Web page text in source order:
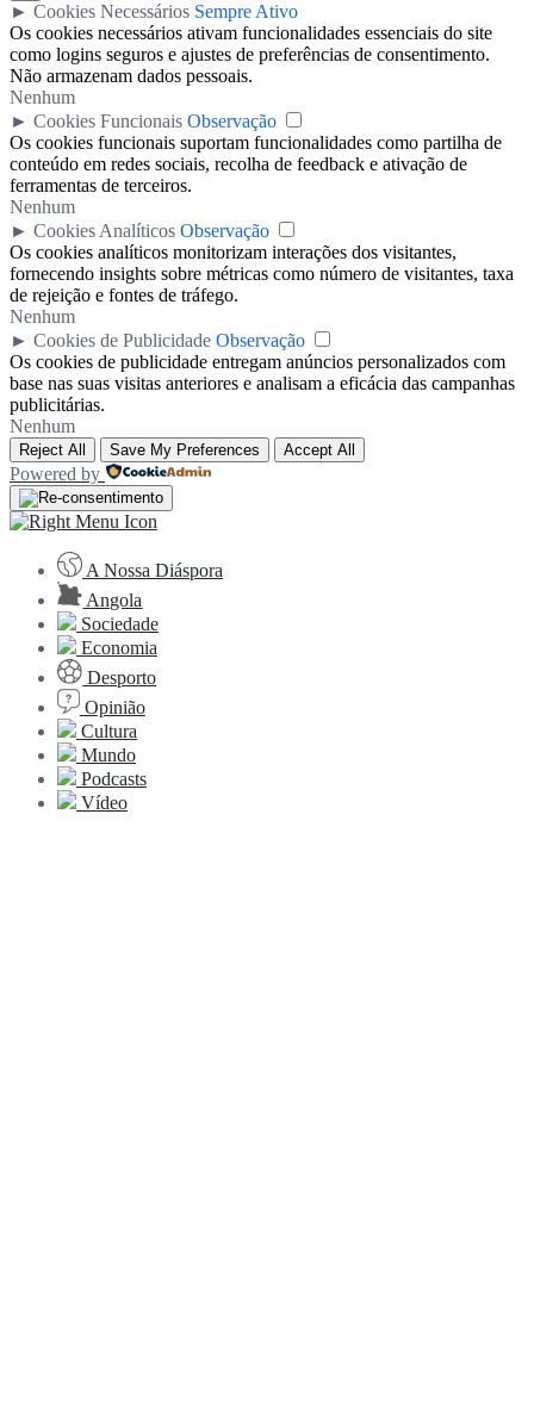
► Cookies Necessários Sempre Ativo
Os cookies necessários ativam funcionalidades essenciais do site
como logins seguros e ajustes de preferências de consentimento.
Não armazenam dados pessoais.
Nenhum
► Cookies Funcionais Observação
Os cookies funcionais suportam funcionalidades como partilha de
conteúdo em redes sociais, recolha de feedback e ativação de
ferramentas de terceiros.
Nenhum
► Cookies Analíticos Observação
Os cookies analíticos monitorizam interações dos visitantes,
fornecendo insights sobre métricas como número de visitantes, taxa
de rejeição e fontes de tráfego.
Nenhum
► Cookies de Publicidade Observação
Os cookies de publicidade entregam anúncios personalizados com
base nas suas visitas anteriores e analisam a eficácia das campanhas
publicitárias.
Nenhum
Reject All Save My Preferences Accept All
Powered by
A Nossa Diáspora
Angola
Sociedade
Economia
Desporto
Opinião
Cultura
Mundo
Podcasts
Vídeo